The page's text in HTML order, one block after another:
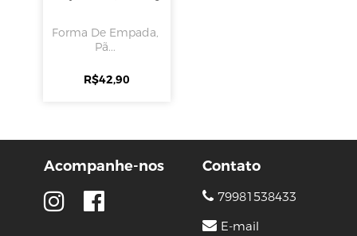
Forma De Empada,
Pã...
R$42,90
Acompanhe-nos Contato
79981538433
E-mail